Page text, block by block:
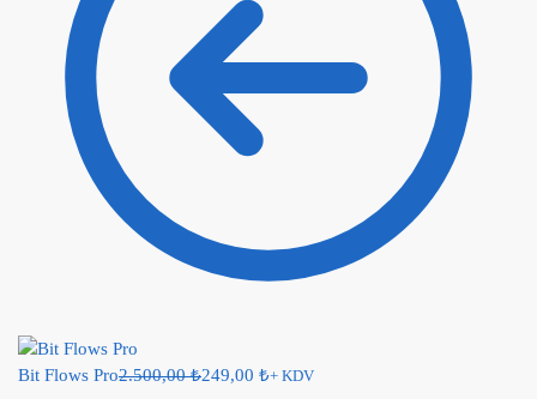
Bit Flows Pro2.500,00₺249,00 ₺+ KDV